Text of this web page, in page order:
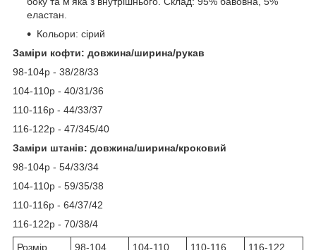
еластан.
Кольори: сірий
Заміри кофти: довжина/ширина/рукав
98-104р - 38/28/33
104-110р - 40/31/36
110-116р - 44/33/37
116-122р - 47/345/40
Заміри штанів: довжина/ширина/кроковий
98-104р - 54/33/34
104-110р - 59/35/38
110-116р - 64/37/42
116-122р - 70/38/4
Розмір 98-104 104-110 110-116 116-122